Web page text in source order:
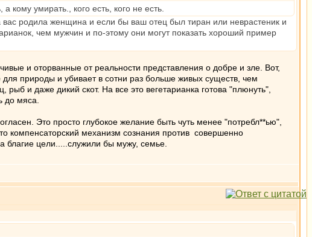
умирать., кого есть, кого не есть.
родила женщина и если бы ваш отец был тиран или неврастеник и
чем мужчин и по-этому они могут показать хороший пример
и оторванные от реальности представления о добре и зле. Вот,
природы и убивает в сотни раз больше живых существ, чем
и даже дикий скот. На все это вегетарианка готова "плюнуть",
до мяса.
Это просто глубокое желание быть чуть менее "потребл**ью",
компенсаторский механизм сознания против совершенно
благие цели.....служили бы мужу, семье.